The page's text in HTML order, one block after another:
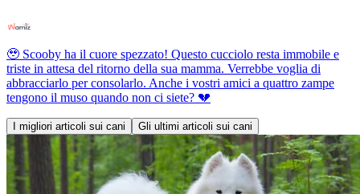
🥹 Scooby ha il cuore spezzato! Questo cucciolo resta immobile e
triste in attesa del ritorno della sua mamma. Verrebbe voglia di
abbracciarlo per consolarlo. Anche i vostri amici a quattro zampe
tengono il muso quando non ci siete? 💔
I migliori articoli sui cani Gli ultimi articoli sui cani